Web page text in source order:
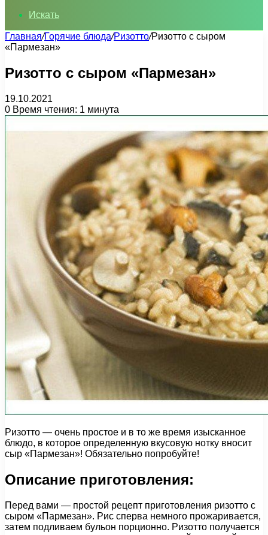
Искать
Главная/Горячие блюда/Ризотто/Ризотто с сыром
«Пармезан»
Ризотто с сыром «Пармезан»
19.10.2021
0 Время чтения: 1 минута
Ризотто — очень простое и в то же время изысканное
блюдо, в которое определенную вкусовую нотку вносит
сыр «Пармезан»! Обязательно попробуйте!
Описание приготовления:
Перед вами — простой рецепт приготовления ризотто с
сыром «Пармезан». Рис сперва немного прожаривается,
затем подливаем бульон порционно. Ризотто получается